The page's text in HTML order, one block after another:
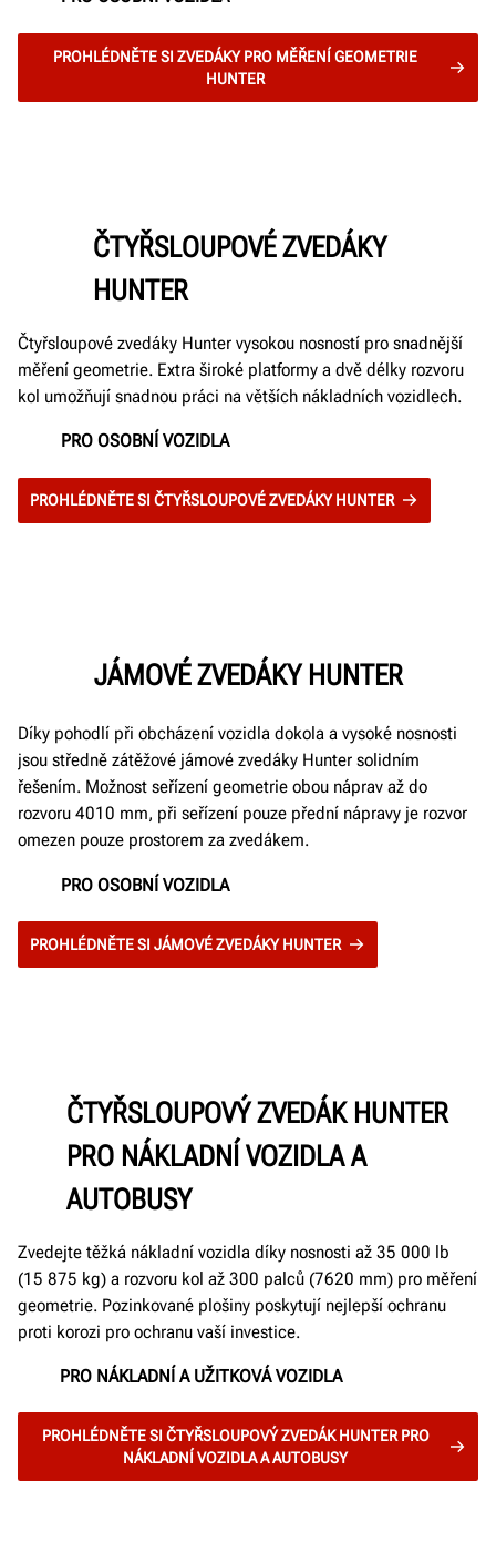
PROHLÉDNĚTE SI ZVEDÁKY PRO MĚŘENÍ GEOMETRIE
HUNTER
ČTYŘSLOUPOVÉ ZVEDÁKY
HUNTER
Čtyřsloupové zvedáky Hunter vysokou nosností pro snadnější
měření geometrie. Extra široké platformy a dvě délky rozvoru
kol umožňují snadnou práci na větších nákladních vozidlech.
PRO OSOBNÍ VOZIDLA
PROHLÉDNĚTE SI ČTYŘSLOUPOVÉ ZVEDÁKY HUNTER
JÁMOVÉ ZVEDÁKY HUNTER
Díky pohodlí při obcházení vozidla dokola a vysoké nosnosti
jsou středně zátěžové jámové zvedáky Hunter solidním
řešením. Možnost seřízení geometrie obou náprav až do
rozvoru 4010 mm, při seřízení pouze přední nápravy je rozvor
omezen pouze prostorem za zvedákem.
PRO OSOBNÍ VOZIDLA
PROHLÉDNĚTE SI JÁMOVÉ ZVEDÁKY HUNTER
ČTYŘSLOUPOVÝ ZVEDÁK HUNTER
PRO NÁKLADNÍ VOZIDLA A
AUTOBUSY
Zvedejte těžká nákladní vozidla díky nosnosti až 35 000 lb
(15 875 kg) a rozvoru kol až 300 palců (7620 mm) pro měření
geometrie. Pozinkované plošiny poskytují nejlepší ochranu
proti korozi pro ochranu vaší investice.
PRO NÁKLADNÍ A UŽITKOVÁ VOZIDLA
PROHLÉDNĚTE SI ČTYŘSLOUPOVÝ ZVEDÁK HUNTER PRO
NÁKLADNÍ VOZIDLA A AUTOBUSY